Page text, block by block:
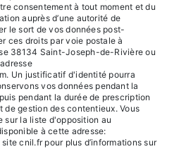
consentement à tout moment et du
auprès d’une autorité de
le sort de vos données post-
ces droits par voie postale à
38134 Saint-Joseph-de-Rivière ou
Un justificatif d'identité pourra
vos données pendant la
pendant la durée de prescription
de gestion des contentieux. Vous
sur la liste d'opposition au
à cette adresse:
cnil.fr pour plus d’informations sur